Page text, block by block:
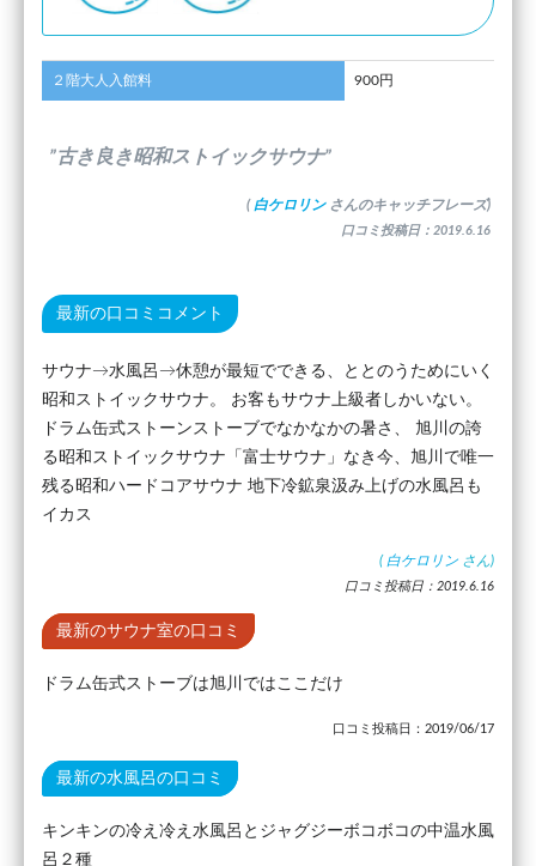
２階大人入館料 900円
”古き良き昭和ストイックサウナ”
( 白ケロリン さんのキャッチフレーズ)
口コミ投稿日：2019.6.16
最新の口コミコメント
サウナ→水風呂→休憩が最短でできる、ととのうためにいく
昭和ストイックサウナ。 お客もサウナ上級者しかいない。
ドラム缶式ストーンストーブでなかなかの暑さ、 旭川の誇
る昭和ストイックサウナ「富士サウナ」なき今、旭川で唯一
残る昭和ハードコアサウナ 地下冷鉱泉汲み上げの水風呂も
イカス
( 白ケロリン さん)
口コミ投稿日：2019.6.16
最新のサウナ室の口コミ
ドラム缶式ストーブは旭川ではここだけ
口コミ投稿日：2019/06/17
最新の水風呂の口コミ
キンキンの冷え冷え水風呂とジャグジーボコボコの中温水風
呂２種